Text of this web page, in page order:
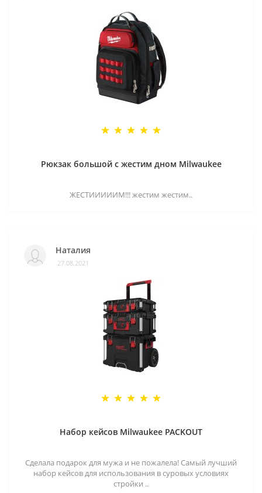
Рюкзак большой с жестим дном Milwaukee
ЖЕСТИИИИИМ!!! жестим жестим..
Наталия
27.08.2021
Набор кейсов Milwaukee PACKOUT
Сделала подарок для мужа и не пожалела! Самый лучший
набор кейсов для использования в суровых условиях
стройки ..